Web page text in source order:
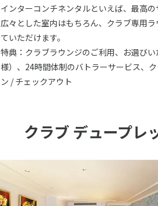
インターコンチネンタルといえば、最高
広々とした室内はもちろん、クラブ専用
ていただけます。
特典：クラブラウンジのご利用、お選び
様）、24時間体制のバトラーサービス、
ン / チェックアウト
クラブ デュープ